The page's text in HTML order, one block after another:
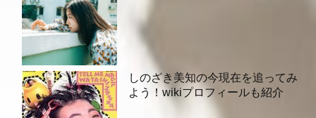
しのざき美知の今現在を追ってみ
よう！wikiプロフィールも紹介